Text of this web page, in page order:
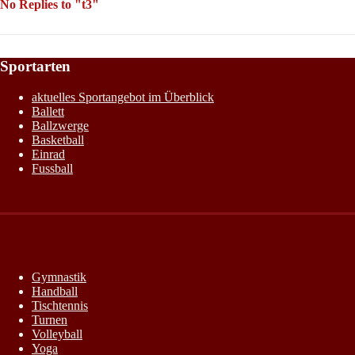
No Replies to "t3"
Sportarten
aktuelles Sportangebot im Überblick
Ballett
Ballzwerge
Basketball
Einrad
Fussball
Gymnastik
Handball
Tischtennis
Turnen
Volleyball
Yoga